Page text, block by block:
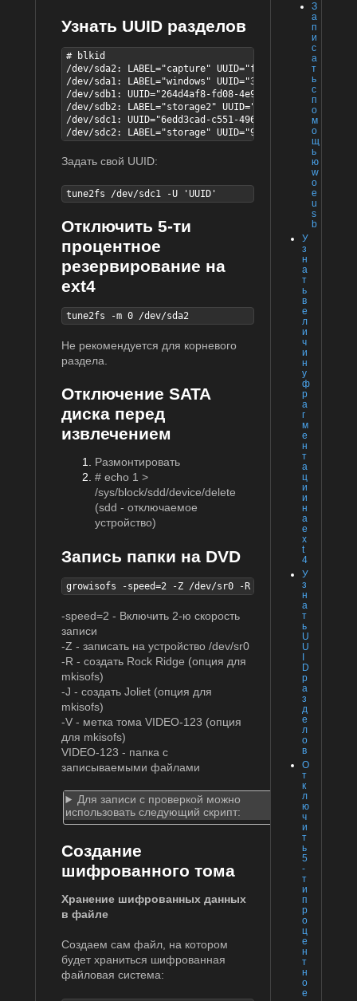
З
а
п
и
с
а
т
ь
с
п
о
м
о
щ
ь
ю
w
o
e
u
s
b
У
з
н
а
т
ь
в
е
л
и
ч
и
н
у
ф
р
а
г
м
е
н
т
а
ц
и
и
н
а
e
x
t
4
У
з
н
а
т
ь
U
U
D
р
а
з
д
е
л
о
в
О
т
к
л
ю
ч
и
т
ь
5
-
т
и
п
р
о
ц
е
н
т
н
о
е
Узнать UUID разделов
# blkid
/dev/sda2: LABEL="capture" UUID="f85e7b79-26be-
/dev/sda1: LABEL="windows"
/dev/sdb1: UUID="264d4af8-fd08-4e90-bddd-
/dev/sdb2: LABEL="storage2" UUID="cd29403f-ef2d-
/dev/sdc1: UUID="6edd3cad-c551-496d-9d79-
/dev/sdc2: LABEL="storage" UUID="9122d8cf-b6b5-
Задать свой UUID:
tune2fs /dev/sdc1 -U 'UUID'
Отключить 5-ти
процентное
резервирование на
ext4
tune2fs -m 0 /dev/sda2
Не рекомендуется для корневого
раздела.
Отключение SATA
диска перед
извлечением
Размонтировать
# echo 1 >
/sys/block/sdd/device/delete
(sdd - отключаемое
устройство)
Запись папки на DVD
growisofs -speed=2 -Z /dev/sr0 -R -J -V VIDEO-123
-speed=2 - Включить 2-ю скорость
записи
-Z - записать на устройство /dev/sr0
-R - создать Rock Ridge (опция для
mkisofs)
-J - создать Joliet (опция для
mkisofs)
-V - метка тома VIDEO-123 (опция
для mkisofs)
VIDEO-123 - папка с
записываемыми файлами
Для записи с проверкой можно
использовать следующий скрипт:
Создание
шифрованного тома
Хранение шифрованных данных
в файле
Создаем сам файл, на котором
будет храниться шифрованная
файловая система: